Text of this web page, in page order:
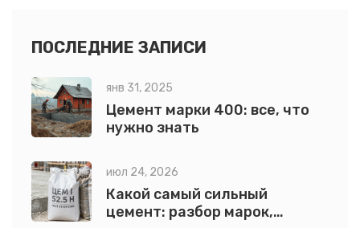
ПОСЛЕДНИЕ ЗАПИСИ
янв 31, 2025
Цемент марки 400: все, что
нужно знать
июл 24, 2026
Какой самый сильный
цемент: разбор марок,